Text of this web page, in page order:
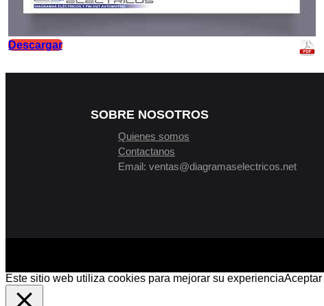
Descargar
SOBRE NOSOTROS
Quienes somos
Contactanos
Email: ventas@diagramaselectricos.net
Este sitio web utiliza cookies para mejorar su experienciaAceptar